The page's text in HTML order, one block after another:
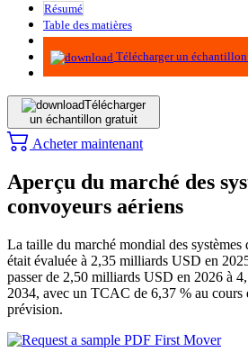
Résumé
Table des matières
Méthodologie
Télécharger un
Télécharger
un échantillon gratuit
Acheter maintenant
Aperçu du marché des
convoyeurs aériens
La taille du marché mondial des systèmes
était évaluée à 2,35 milliards USD en
passer de 2,50 milliards USD en 2026 à
2034, avec un TCAC de 6,37 % au cours
prévision.